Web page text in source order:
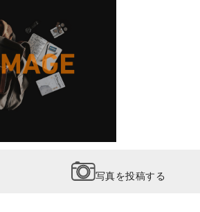
写真を投稿する